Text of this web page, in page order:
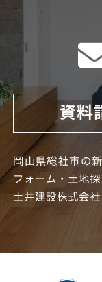
資料
岡山県総社市の
フォーム・土地
土井建設株式会